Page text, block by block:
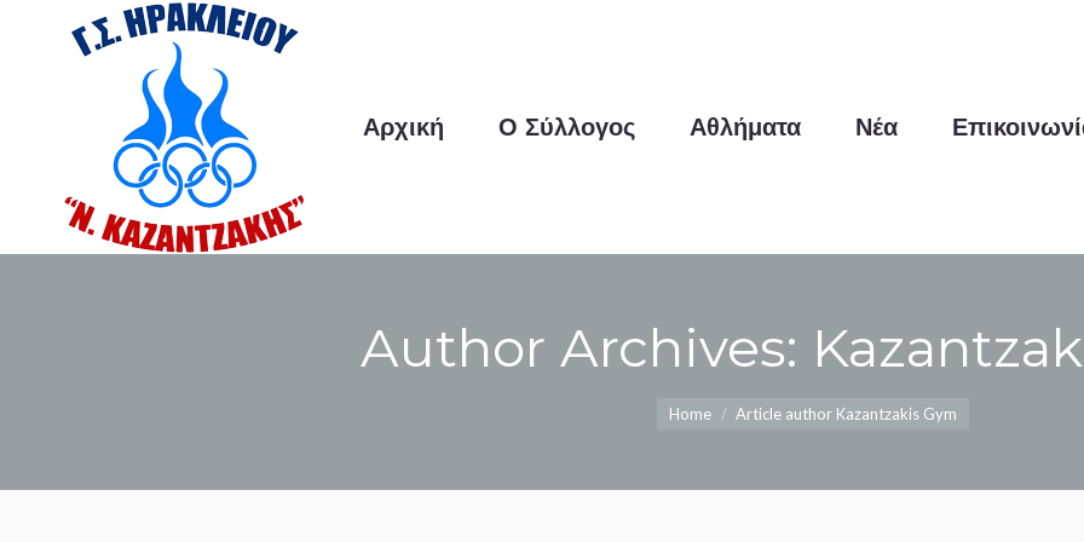
Αρχική Ο Σύλλογος Αθλήματα Νέα
Author Archives:
Home Article author Kazantzakis Gym
Αρχική